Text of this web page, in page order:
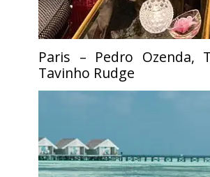
Paris – Pedro Ozenda,
Tavinho Rudge